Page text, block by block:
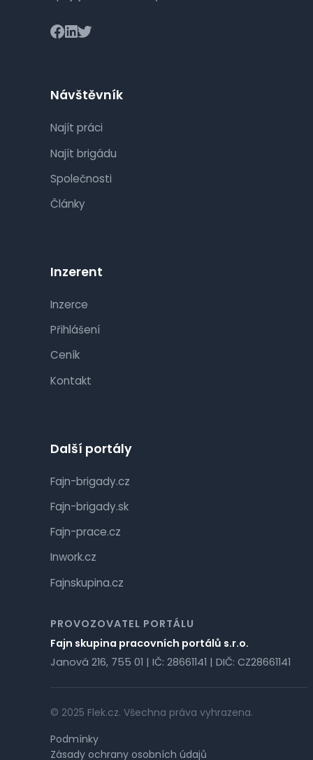
Návštěvník
Najít práci
Najít brigádu
Společnosti
Články
Inzerent
Inzerce
Přihlášení
Ceník
Kontakt
Další portály
Fajn-brigady.cz
Fajn-brigady.sk
Fajn-prace.cz
Inwork.cz
Fajnskupina.cz
PROVOZOVATEL PORTÁLU
Fajn skupina pracovních portálů s.r.o.
Janová 216, 755 01 | IČ: 28661141 | DIČ: CZ28661141
© 2025 Flek.cz. Všechna práva vyhrazena.
Podmínky
Zásady ochrany osobních údajů